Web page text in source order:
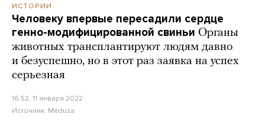
ИСТОРИИ
Человеку впервые пересадили сердце
генно-модифицированной свиньи Органы
животных трансплантируют людям давно
и безуспешно, но в этот раз заявка на успех
серьезная
16:52, 11 января 2022
Источник: Meduza